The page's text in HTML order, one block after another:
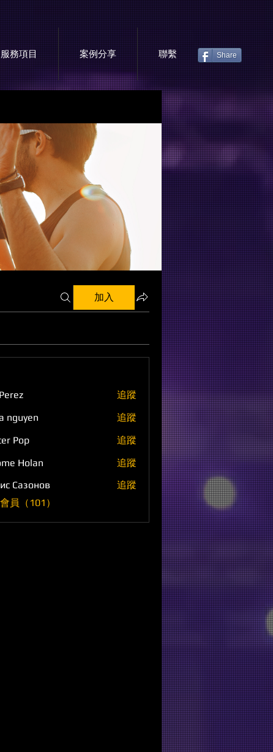
服務項目 案例分享 聯繫 Share
加入
追蹤
nguyen
追蹤
Pop
追蹤
Holan
追蹤
Сазонов
追蹤
員（101）